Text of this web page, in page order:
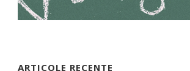
ARTICOLE RECENTE